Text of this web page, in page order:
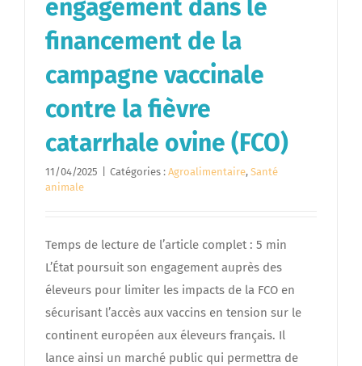
engagement dans le
financement de la
campagne vaccinale
contre la fièvre
catarrhale ovine (FCO)
11/04/2025 Catégories : Agroalimentaire, Santé
animale
Temps de lecture de l’article complet : 5 min
L’État poursuit son engagement auprès des
éleveurs pour limiter les impacts de la FCO en
sécurisant l’accès aux vaccins en tension sur le
continent européen aux éleveurs français. Il
lance ainsi un marché public qui permettra de